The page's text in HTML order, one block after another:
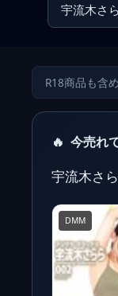
R18商品も含
🔥 今売れ
宇流木さ
DMM